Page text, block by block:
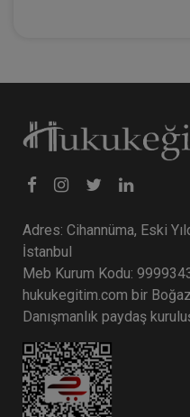
Adres: Cihannüma, Eski
İstanbul
Meb Kurum Kodu:
hukukegitim.com bir
Danışmanlık paydaş